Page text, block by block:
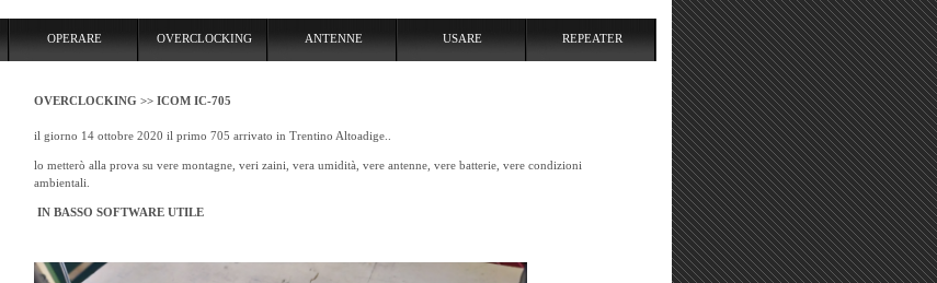
OVERCLOCKING >> ICOM IC-705
il giorno 14 ottobre 2020 il primo 705 arrivato in Trentino Altoadige..
lo metterò alla prova su vere montagne, veri zaini, vera umidità, vere antenne, vere batterie, vere condizioni
ambientali.
IN BASSO SOFTWARE UTILE
OPERARE OVERCLOCKING ANTENNE USARE REPEATER